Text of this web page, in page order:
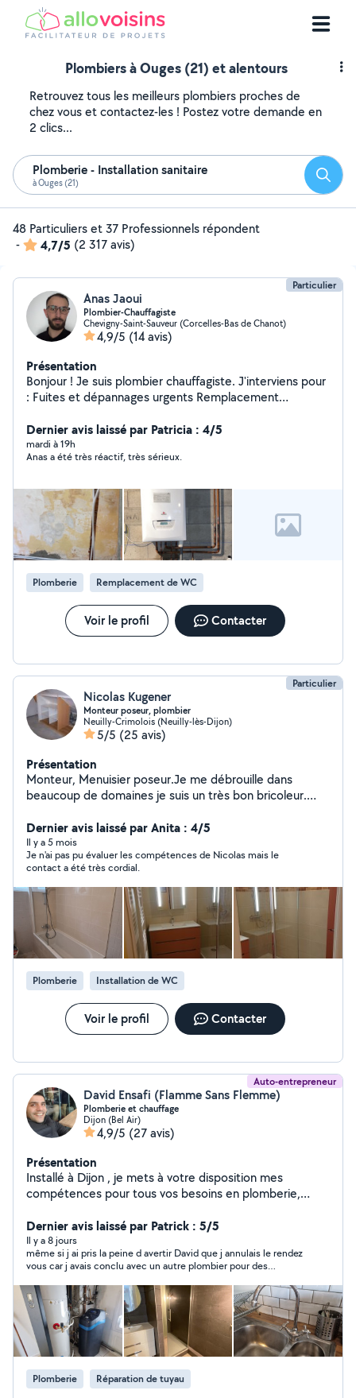
Plombiers à Ouges (21) et alentours
Retrouvez tous les meilleurs plombiers proches de
chez vous et contactez-les ! Postez votre demande en
2 clics...
Plomberie - Installation sanitaire
à Ouges (21)
48 Particuliers et 37 Professionnels répondent
-
4,7/5 (2 317 avis)
Particulier
Anas Jaoui
Plombier-Chauffagiste
Chevigny-Saint-Sauveur (Corcelles-Bas de Chanot)
4,9/5 (14 avis)
Présentation
Bonjour ! Je suis plombier chauffagiste. J'interviens pour
: Fuites et dépannages urgents Remplacement
chauffe-eau Débouchage (WC, évier, douche) Petits
travaux sanitaires Sérieux, réactif et soigneux. Tarifs
honnêtes et devis gratuit.
Dernier avis laissé par Patricia : 4/5
mardi à 19h
Anas a été très réactif, très sérieux.
Plomberie Remplacement de WC
Voir le profil Contacter
Particulier
Nicolas Kugener
Monteur poseur, plombier
Neuilly-Crimolois (Neuilly-lès-Dijon)
5/5 (25 avis)
Présentation
Monteur, Menuisier poseur.Je me débrouille dans
beaucoup de domaines je suis un très bon bricoleur.
meubles, divers... N'hésitez pas à me contacter, le
bricolage c'est une passion, j'essaie de trouver des
solutions le moins cher possible à tout les problèmes..
Dernier avis laissé par Anita : 4/5
Il y a 5 mois
Je n'ai pas pu évaluer les compétences de Nicolas mais le
contact a été très cordial.
Plomberie Installation de WC
Voir le profil Contacter
Auto-entrepreneur
David Ensafi (Flamme Sans Flemme)
Plomberie et chauffage
Dijon (Bel Air)
4,9/5 (27 avis)
Présentation
Installé à Dijon , je mets à votre disposition mes
compétences pour tous vos besoins en plomberie,
rénovation de salles de bain, ainsi que la pose
d'équipements sanitaires : WC, douche, baignoire,
lavabo, robinetterie, installation des réseaux d'eau et de
gaz, chauffe-eau. Je réalise également la pose et
l'entretien d'adoucisseurs, l'installation ou le
remplacement de VMC, ainsi que l'entretien de vos
systèmes de chauffage.Ramonage de cheminées (gaz,
fioul, bois). Dépannage sur tout type d'installation. Devis
gratuit Déplacement offert Disponible tous les jours,
n'hésitez pas à me contacter. Je reste à votre
disposition et vous souhaite une excellente journée.
Dernier avis laissé par Patrick : 5/5
Il y a 8 jours
même si j ai pris la peine d avertir David que j annulais le rendez
vous car j avais conclu avec un autre plombier pour des
monsieur très sympatique.
Plomberie Réparation de tuyau